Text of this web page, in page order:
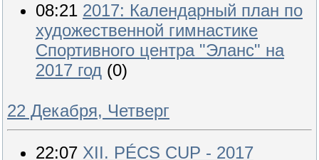
08:21 2017: Календарный план по
художественной гимнастике
Спортивного центра "Эланс" на
2017 год (0)
22 Декабря, Четверг
22:07 XII. PÉCS CUP - 2017